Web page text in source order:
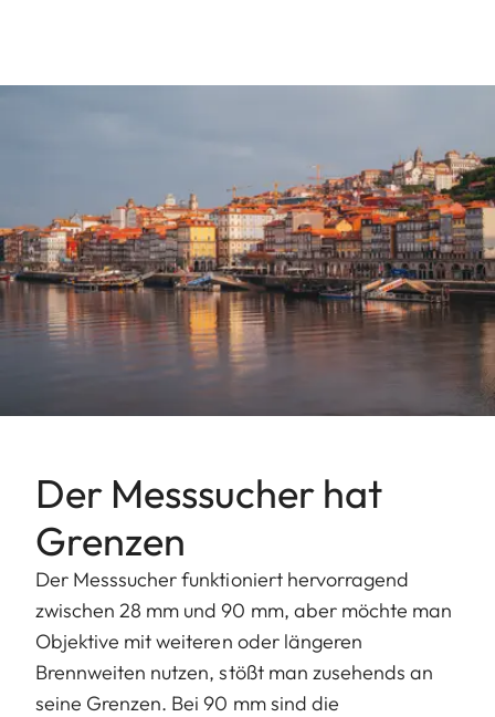
Der Messsucher hat
Grenzen
Der Messsucher funktioniert hervorragend
zwischen 28 mm und 90 mm, aber möchte man
Objektive mit weiteren oder längeren
Brennweiten nutzen, stößt man zusehends an
seine Grenzen. Bei 90 mm sind die